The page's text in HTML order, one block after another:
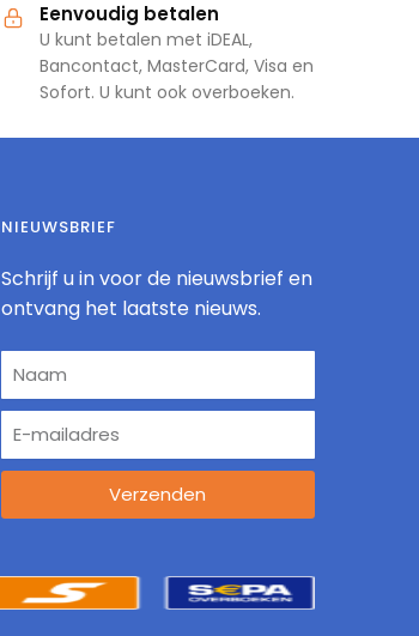
Eenvoudig betalen
U kunt betalen met iDEAL,
Bancontact, MasterCard, Visa en
Sofort. U kunt ook overboeken.
NIEUWSBRIEF
Schrijf u in voor de nieuwsbrief en
ontvang het laatste nieuws.
Verzenden